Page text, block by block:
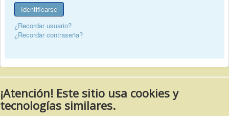
Identificarse
¿Recordar usuario?
¿Recordar contraseña?
¡Atención! Este sitio usa cookies y
tecnologías similares.